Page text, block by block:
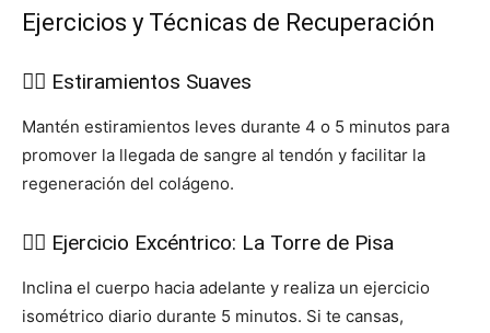
Ejercicios y Técnicas de Recuperación
🧘‍♂️ Estiramientos Suaves
Mantén estiramientos leves durante 4 o 5 minutos para
promover la llegada de sangre al tendón y facilitar la
regeneración del colágeno.
🏋️‍♀️ Ejercicio Excéntrico: La Torre de Pisa
Inclina el cuerpo hacia adelante y realiza un ejercicio
isométrico diario durante 5 minutos. Si te cansas,